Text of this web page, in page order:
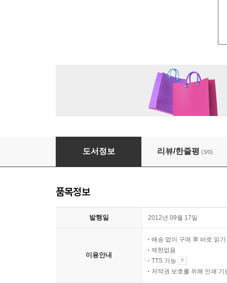
청춘, 방황, 좌절 그리고 눈물의 대서사시
도서정보 리뷰/한줄평 (3/0)
품목정보
발행일 2012년 09월 17일
이용안내
배송 없이 구매 후 바로 읽기
제한없음
TTS 가능
저작권 보호를 위해 인쇄 기